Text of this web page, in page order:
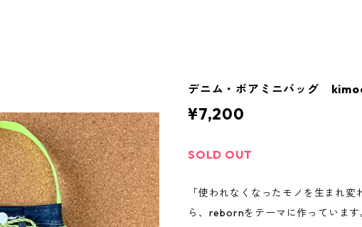
デニム・ボアミニバッグ
¥7,200
SOLD OUT
「使われなくなったモノを生まれ
ら、rebornをテーマに作っています